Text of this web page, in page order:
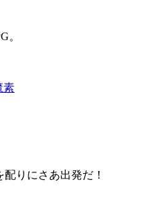
。
りにさあ出発だ！